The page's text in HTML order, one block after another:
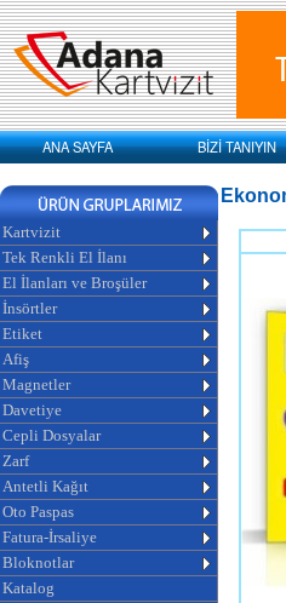
ANA SAYFA BİZİ TANIYIN
Kartvizit
Tek Renkli El İlanı
El İlanları ve Broşüler
İnsörtler
Etiket
Afiş
Magnetler
Davetiye
Cepli Dosyalar
Zarf
Antetli Kağıt
Oto Paspas
Fatura-İrsaliye
Bloknotlar
Katalog